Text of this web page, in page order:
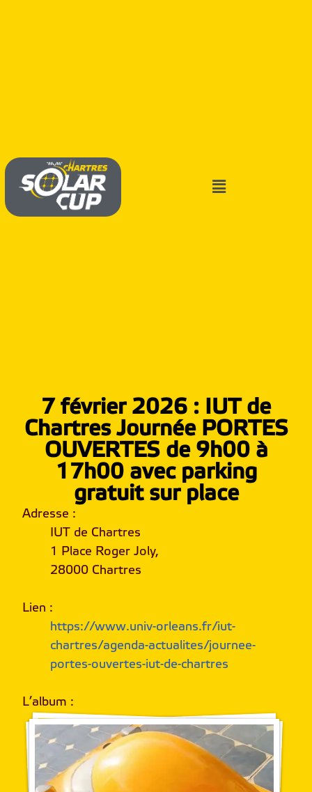
7 février 2026 : IUT de
Chartres Journée PORTES
OUVERTES de 9h00 à
17h00 avec parking
gratuit sur place
Adresse :
IUT de Chartres
1 Place Roger Joly,
28000 Chartres
Lien :
https://www.univ-orleans.fr/iut-
chartres/agenda-actualites/journee-
portes-ouvertes-iut-de-chartres
L’album :